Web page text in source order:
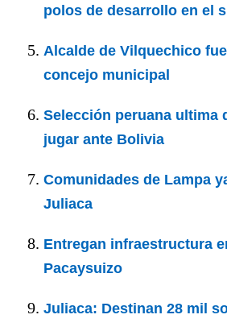
polos de desarrollo en el
Alcalde de Vilquechico
concejo municipal
Selección peruana ultima
jugar ante Bolivia
Comunidades de Lampa
Juliaca
Entregan infraestructura
Pacaysuizo
Juliaca: Destinan 28 mil